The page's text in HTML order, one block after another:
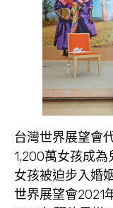
台灣世界展望會
1,200萬女孩成
女孩被迫步入婚
世界展望會2021